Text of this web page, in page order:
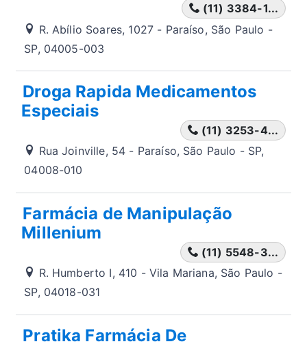
(11) 3384-1...
R. Abílio Soares, 1027 - Paraíso, São Paulo -
SP, 04005-003
Droga Rapida Medicamentos
Especiais
(11) 3253-4...
Rua Joinville, 54 - Paraíso, São Paulo - SP,
04008-010
Farmácia de Manipulação
Millenium
(11) 5548-3...
R. Humberto I, 410 - Vila Mariana, São Paulo -
SP, 04018-031
Pratika Farmácia De